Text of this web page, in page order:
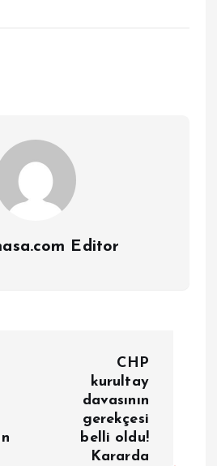
Editor
CHP
kurultay
davasının
gerekçesi
belli oldu!
Kararda